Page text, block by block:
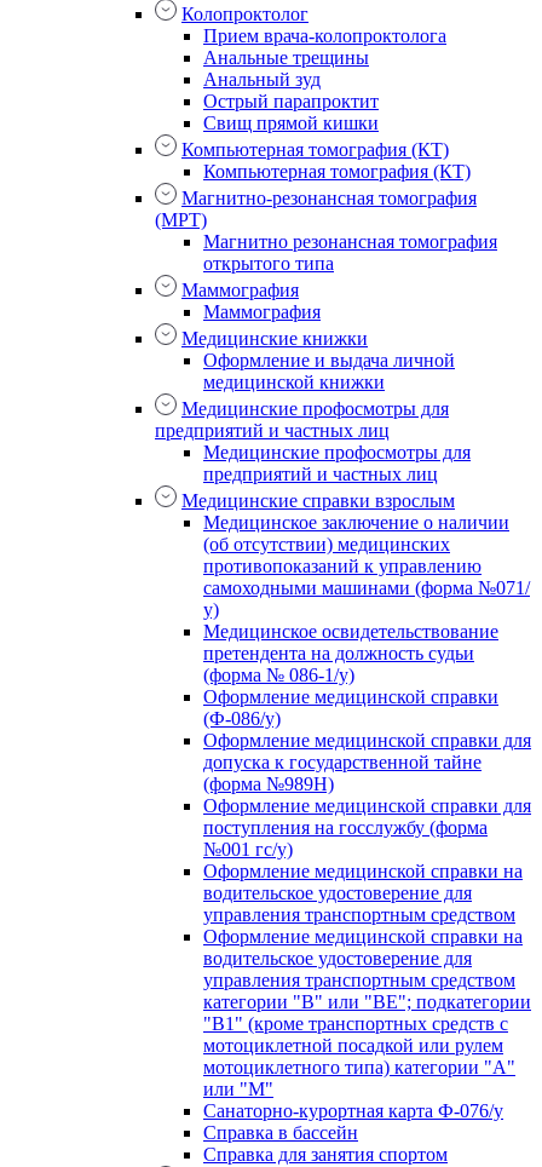
Колопроктолог
Прием врача-колопроктолога
Анальные трещины
Анальный зуд
Острый парапроктит
Свищ прямой кишки
Компьютерная томография (КТ)
Компьютерная томография (КТ)
Магнитно-резонансная томография
(МРТ)
Магнитно резонансная томография
открытого типа
Маммография
Маммография
Медицинские книжки
Оформление и выдача личной
медицинской книжки
Медицинские профосмотры для
предприятий и частных лиц
Медицинские профосмотры для
предприятий и частных лиц
Медицинские справки взрослым
Медицинское заключение о наличии
(об отсутствии) медицинских
противопоказаний к управлению
самоходными машинами (форма №071/
у)
Медицинское освидетельствование
претендента на должность судьи
(форма № 086-1/у)
Оформление медицинской справки
(Ф-086/у)
Оформление медицинской справки для
допуска к государственной тайне
(форма №989Н)
Оформление медицинской справки для
поступления на госслужбу (форма
№001 гс/у)
Оформление медицинской справки на
водительское удостоверение для
управления транспортным средством
Оформление медицинской справки на
водительское удостоверение для
управления транспортным средством
категории "В" или "BE"; подкатегории
"В1" (кроме транспортных средств с
мотоциклетной посадкой или рулем
мотоциклетного типа) категории "А"
или "М"
Санаторно-курортная карта Ф-076/у
Справка в бассейн
Справка для занятия спортом